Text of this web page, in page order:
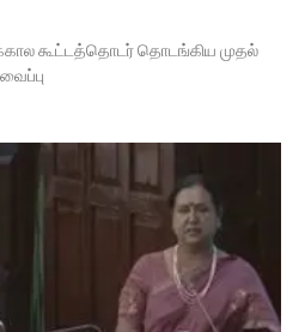
கூட்டத்தொடர் தொடங்கிய முதல்